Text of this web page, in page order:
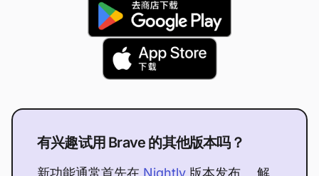
有兴趣试用 Brave 的其他版本吗？
新功能通常首先在 Nightly 版本发布。 解